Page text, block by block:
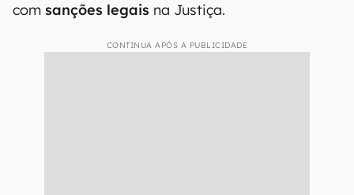
com sanções legais na Justiça.
CONTINUA APÓS A PUBLICIDADE